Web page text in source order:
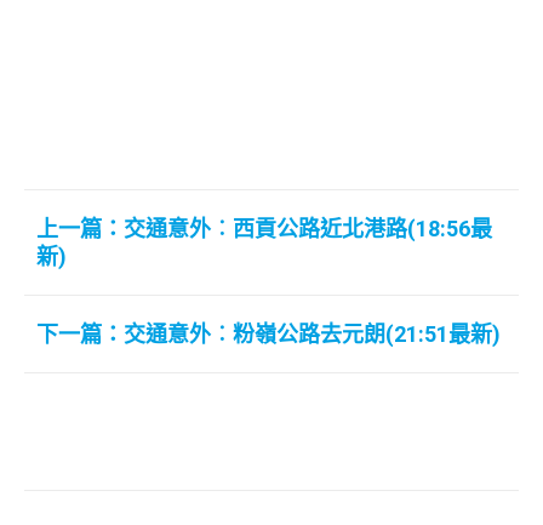
上一篇：交通意外︰西貢公路近北港路(18:56最
新)
下一篇：交通意外︰粉嶺公路去元朗(21:51最新)